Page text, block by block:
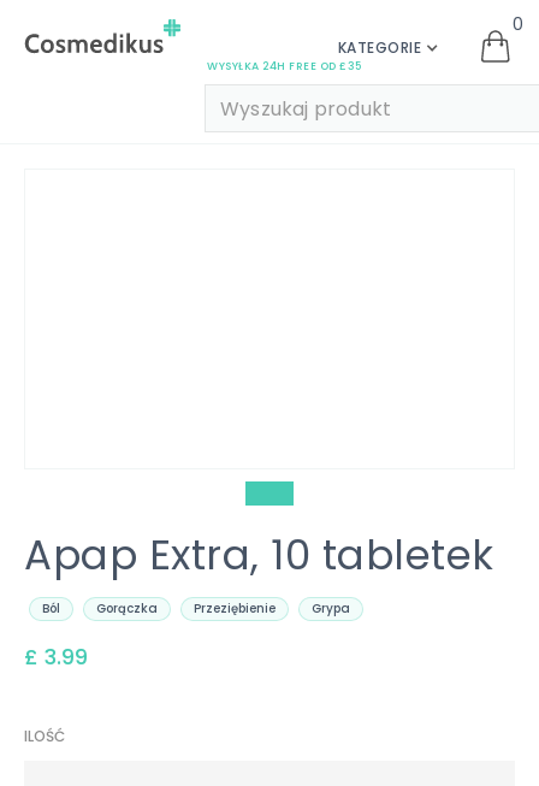
WYSYŁKA 24H FREE OD £35
KATEGORIE
0
Apap Extra, 10 tabletek
Ból Gorączka Przeziębienie Grypa
£ 3.99
ILOŚĆ